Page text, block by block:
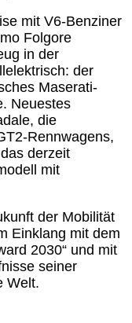
mit V6-Benziner
Folgore
in der
der
Maserati-
Neuestes
die
Rennwagens,
derzeit
mit
der Mobilität
Einklang mit dem
2030“ und mit
seiner
Welt.